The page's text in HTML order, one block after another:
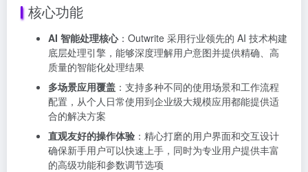
核心功能
AI 智能处理核心：Outwrite 采用行业领先的 AI 技术构建
底层处理引擎，能够深度理解用户意图并提供精确、高
质量的智能化处理结果
多场景应用覆盖 ：支持多种不同的使用场景和工作流程
配置，从个人日常使用到企业级大规模应用都能提供适
合的解决方案
直观友好的操作体验 ：精心打磨的用户界面和交互设计
确保新手用户可以快速上手，同时为专业用户提供丰富
的高级功能和参数调节选项